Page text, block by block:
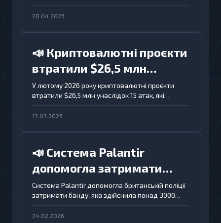
проєктів фактично припинили своє існування,
інвестиції скоротилися на 93%, а вартість
28.04.2026
📣 Криптовалютні проєкти
втратили $26,5 млн
унаслідок 15 атак у
лютому 2026 року
У лютому 2026 року криптовалютні проєкти
втратили $26,5 млн унаслідок 15 атак, які
зачепили як DeFi, так і централізовані
платформи.
13.03.2026
📣 Система Palantir
допомогла затримати
хакерів, які зламали
банкомати у Великій
Британії
Система Palantir допомогла британській поліції
затримати банду, яка здійснила понад 3000
зломів банкоматів 2024 року, обробивши 1,4 ТБ
даних.
24.02.2026